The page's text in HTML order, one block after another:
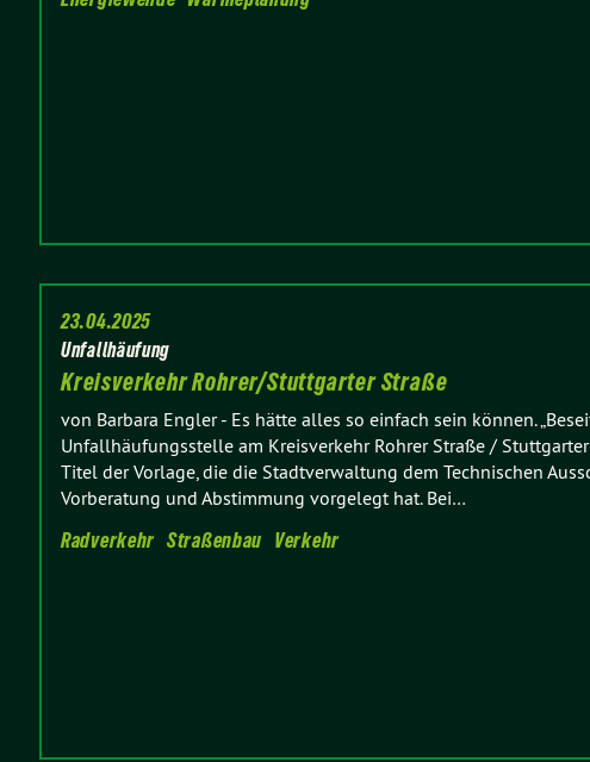
23.04.2025
Unfallhäufung
Kreisverkehr Rohrer/Stuttgarter Straße
von Barbara Engler- Es hätte alles so einfach sein können.
Unfallhäufungsstelle am Kreisverkehr Rohrer Straße /
Titel der Vorlage, die die Stadtverwaltung dem Technischen
Vorberatung und Abstimmung vorgelegt hat. Bei…
Radverkehr Straßenbau Verkehr